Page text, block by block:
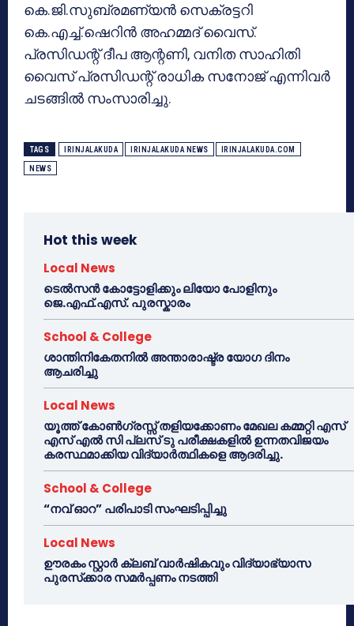
കെ.ജി.സുബ്രമണ്യൻ സെക്രട്ടറി
കെ.എച്ച്.ഷെറിൻ അഹമ്മദ് വൈസ്.
പ്രസിഡന്റ് ദീപ ആന്റണി, വനിത സാഹിതി
വൈസ് പ്രസിഡന്റ് രാധിക സനോജ് എന്നിവർ
ചടങ്ങിൽ സംസാരിച്ചു.
TAGS IRINJALAKUDA IRINJALAKUDA NEWS IRINJALAKUDA.COM
NEWS
Hot this week
Local News
ടെൽസൻ കോട്ടോളിക്കും ലിയോ പോളിനും
ജെ.എഫ്.എസ്. പുരസ്കാരം
School & College
ശാന്തിനികേതനിൽ അന്താരാഷ്ട്ര യോഗ ദിനം
ആചരിച്ചു
Local News
യൂത്ത് കോൺഗ്രസ്സ് തളിയക്കോണം മേഖല കമ്മറ്റി എസ്
എസ് എൽ സി പ്ലസ് ടു പരീക്ഷകളിൽ ഉന്നതവിജയം
കരസ്ഥമാക്കിയ വിദ്യാർത്ഥികളെ ആദരിച്ചു.
School & College
“നവ് ഓറ” പരിപാടി സംഘടിപ്പിച്ചു
Local News
ഊരകം സ്റ്റാർ ക്ലബ് വാർഷികവും വിദ്യാഭ്യാസ
പുരസ്‌ക്കാര സമർപ്പണം നടത്തി